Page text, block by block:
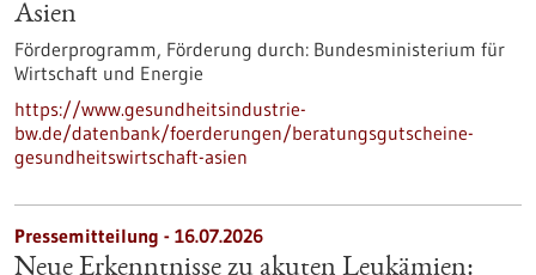
Asien
Förderprogramm, Förderung durch: Bundesministerium für
Wirtschaft und Energie
https://www.gesundheitsindustrie-
bw.de/datenbank/foerderungen/beratungsgutscheine-
gesundheitswirtschaft-asien
Pressemitteilung - 16.07.2026
Neue Erkenntnisse zu akuten Leukämien: